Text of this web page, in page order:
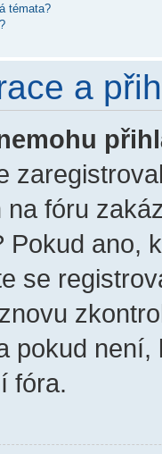
témata?
a
na fóru
Pokud ano,
se
pokud
fóra.